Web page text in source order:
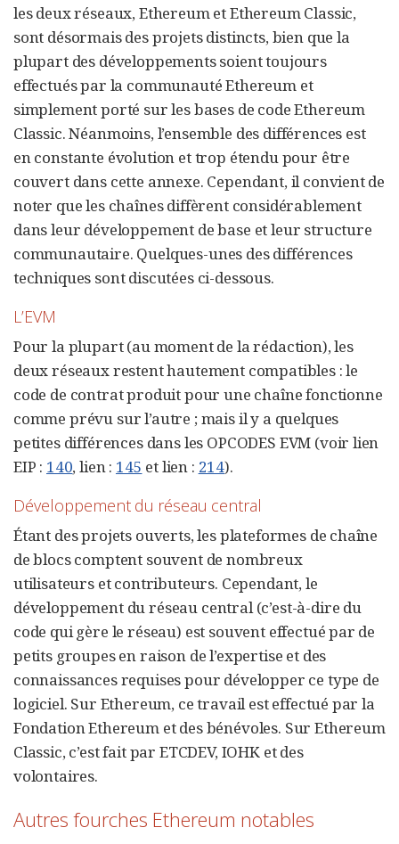
les deux réseaux, Ethereum et Ethereum Classic,
sont désormais des projets distincts, bien que la
plupart des développements soient toujours
effectués par la communauté Ethereum et
simplement porté sur les bases de code Ethereum
Classic. Néanmoins, l’ensemble des différences est
en constante évolution et trop étendu pour être
couvert dans cette annexe. Cependant, il convient de
noter que les chaînes diffèrent considérablement
dans leur développement de base et leur structure
communautaire. Quelques-unes des différences
techniques sont discutées ci-dessous.
L’EVM
Pour la plupart (au moment de la rédaction), les
deux réseaux restent hautement compatibles : le
code de contrat produit pour une chaîne fonctionne
comme prévu sur l’autre ; mais il y a quelques
petites différences dans les OPCODES EVM (voir lien
EIP : 140, lien : 145 et lien : 214).
Développement du réseau central
Étant des projets ouverts, les plateformes de chaîne
de blocs comptent souvent de nombreux
utilisateurs et contributeurs. Cependant, le
développement du réseau central (c’est-à-dire du
code qui gère le réseau) est souvent effectué par de
petits groupes en raison de l’expertise et des
connaissances requises pour développer ce type de
logiciel. Sur Ethereum, ce travail est effectué par la
Fondation Ethereum et des bénévoles. Sur Ethereum
Classic, c’est fait par ETCDEV, IOHK et des
volontaires.
Autres fourches Ethereum notables